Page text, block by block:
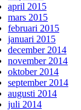
april 2015
mars 2015
februari 2015
januari 2015
december 2014
november 2014
oktober 2014
september 2014
augusti 2014
juli 2014